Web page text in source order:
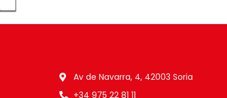
Av de Navarra, 4, 42003 Soria
+34 975 22 81 11